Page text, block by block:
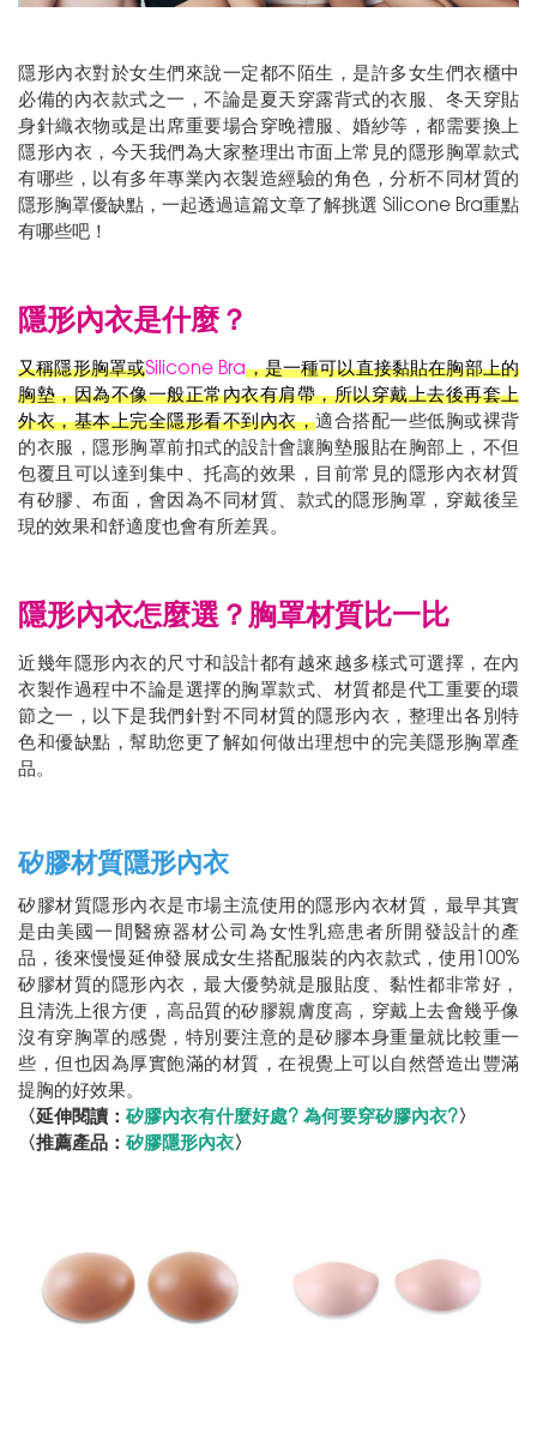
隱形內衣對於女生們來說一定都不陌生，是許多女生們衣櫃中
必備的內衣款式之一，不論是夏天穿露背式的衣服、冬天穿貼
身針織衣物或是出席重要場合穿晚禮服、婚紗等，都需要換上
隱形內衣，今天我們為大家整理出市面上常見的隱形胸罩款式
有哪些，以有多年專業內衣製造經驗的角色，分析不同材質的
隱形胸罩優缺點，一起透過這篇文章了解挑選 Silicone Bra重點
有哪些吧！
隱形內衣是什麼？
又稱隱形胸罩或Silicone Bra，是一種可以直接黏貼在胸部上的
胸墊，因為不像一般正常內衣有肩帶，所以穿戴上去後再套上
外衣，基本上完全隱形看不到內衣，適合搭配一些低胸或裸背
的衣服，隱形胸罩前扣式的設計會讓胸墊服貼在胸部上，不但
包覆且可以達到集中、托高的效果，目前常見的隱形內衣材質
有矽膠、布面，會因為不同材質、款式的隱形胸罩，穿戴後呈
現的效果和舒適度也會有所差異。
隱形內衣怎麼選？胸罩材質比一比
近幾年隱形內衣的尺寸和設計都有越來越多樣式可選擇，在內
衣製作過程中不論是選擇的胸罩款式、材質都是代工重要的環
節之一，以下是我們針對不同材質的隱形內衣，整理出各別特
色和優缺點，幫助您更了解如何做出理想中的完美隱形胸罩產
品。
矽膠材質隱形內衣
矽膠材質隱形內衣是市場主流使用的隱形內衣材質，最早其實
是由美國一間醫療器材公司為女性乳癌患者所開發設計的產
品，後來慢慢延伸發展成女生搭配服裝的內衣款式，使用100%
矽膠材質的隱形內衣，最大優勢就是服貼度、黏性都非常好，
且清洗上很方便，高品質的矽膠親膚度高，穿戴上去會幾乎像
沒有穿胸罩的感覺，特別要注意的是矽膠本身重量就比較重一
些，但也因為厚實飽滿的材質，在視覺上可以自然營造出豐滿
提胸的好效果。
〈延伸閱讀： 矽膠內衣有什麼好處? 為何要穿矽膠內衣?〉
〈推薦產品： 矽膠隱形內衣〉